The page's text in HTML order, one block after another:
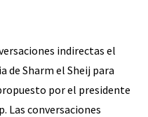
indirectas el
de Sharm el Sheij para
por el presidente
Las conversaciones